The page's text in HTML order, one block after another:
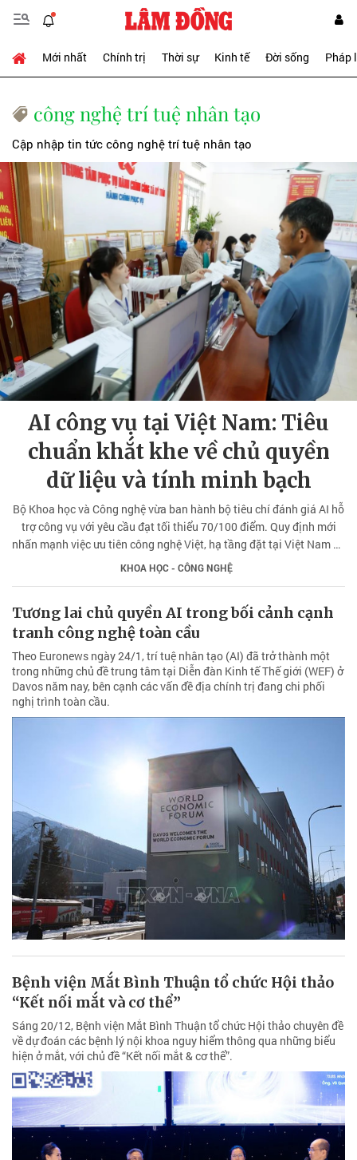
Mới nhất Chính trị Thời sự Kinh tế Đời sống Pháp
công nghệ trí tuệ nhân tạo
Cập nhập tin tức công nghệ trí tuệ nhân tạo
AI công vụ tại Việt Nam: Tiêu
chuẩn khắt khe về chủ quyền
dữ liệu và tính minh bạch
Bộ Khoa học và Công nghệ vừa ban hành bộ tiêu chí đánh giá AI hỗ
trợ công vụ với yêu cầu đạt tối thiểu 70/100 điểm. Quy định mới
nhấn mạnh việc ưu tiên công nghệ Việt, hạ tầng đặt tại Việt Nam và
khả năng dẫn nguồn pháp luật chính xác 100%.
KHOA HỌC - CÔNG NGHỆ
Tương lai chủ quyền AI trong bối cảnh cạnh
tranh công nghệ toàn cầu
Theo Euronews ngày 24/1, trí tuệ nhân tạo (AI) đã trở thành một
trong những chủ đề trung tâm tại Diễn đàn Kinh tế Thế giới (WEF) ở
Davos năm nay, bên cạnh các vấn đề địa chính trị đang chi phối
nghị trình toàn cầu.
Bệnh viện Mắt Bình Thuận tổ chức Hội thảo
“Kết nối mắt và cơ thể”
Sáng 20/12, Bệnh viện Mắt Bình Thuận tổ chức Hội thảo chuyên đề
về dự đoán các bệnh lý nội khoa nguy hiểm thông qua những biểu
hiện ở mắt, với chủ đề “Kết nối mắt & cơ thể”.